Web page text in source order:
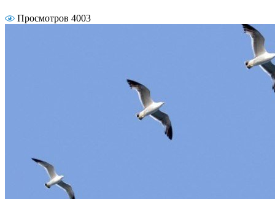
Просмотров 4003